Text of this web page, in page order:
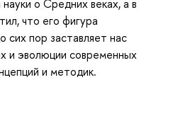
о Средних веках, а в
что его фигура
сих пор заставляет нас
и эволюции современных
и методик.